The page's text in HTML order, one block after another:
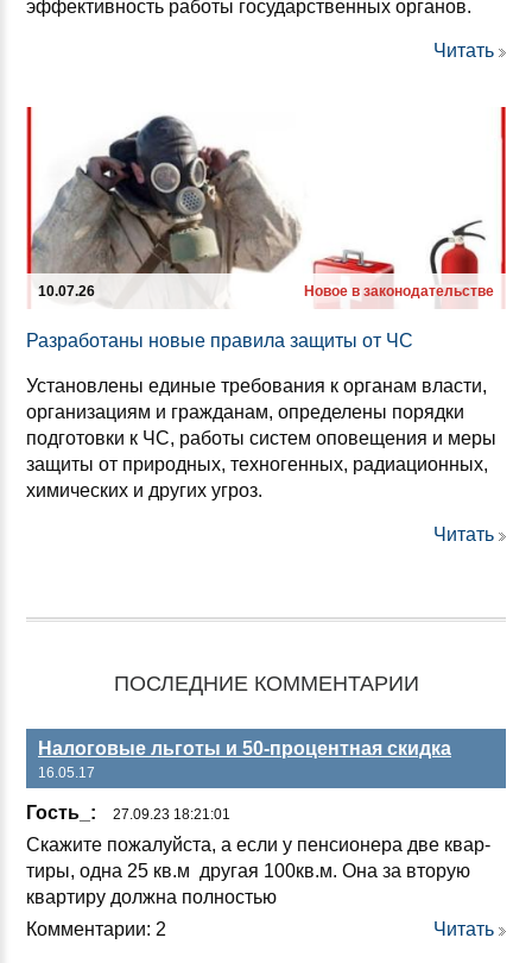
эффективность работы государственных органов.
Читать
10.07.26 Новое в законодательстве
Раз­ра­бо­та­ны но­вые пра­ви­ла за­щи­ты от ЧС
Установлены единые требования к органам власти,
организациям и гражданам, определены порядки
подготовки к ЧС, работы систем оповещения и меры
защиты от природных, техногенных, радиационных,
химических и других угроз.
Читать
ПОСЛЕДНИЕ КОММЕНТАРИИ
Налоговые льготы и 50-процентная скидка
16.05.17
Гость_: 27.09.23 18:21:01
Ска­жи­те по­жа­луй­ста, а ес­ли у пен­си­оне­ра две квар­
ти­ры, од­на 25 кв.м дру­гая 100кв.м. Она за вто­рую
квар­ти­ру дол­жна пол­ностью
Комментарии: 2
Читать